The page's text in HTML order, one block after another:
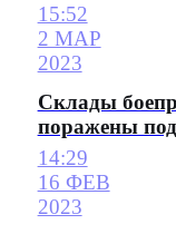
15:52
2 МАР
2023
Склады
поражены
14:29
16 ФЕВ
2023